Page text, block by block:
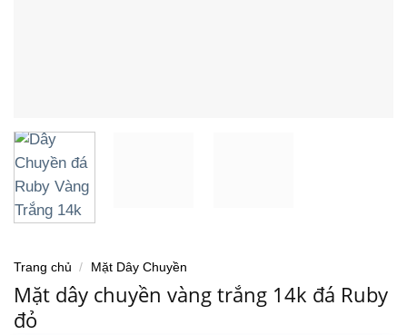
Trang chủ / Mặt Dây Chuyền
Mặt dây chuyền vàng trắng 14k đá Ruby
đỏ